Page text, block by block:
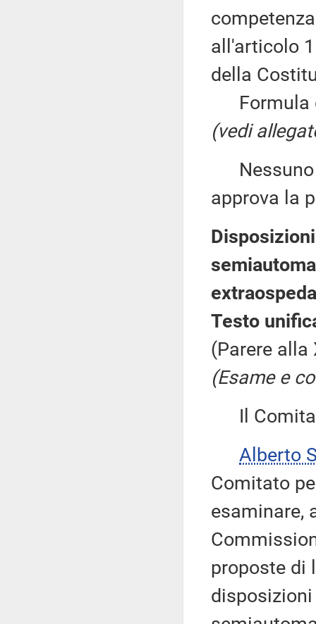
all'articolo
della
Formula
(vedi
Nessuno
approva la
Testo
(Parere alla
(Esame e
Il
Alberto
Comitato
esaminare,
proposte di